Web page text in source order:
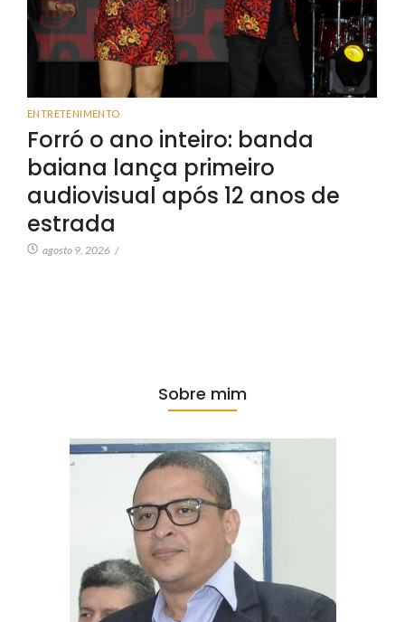
ENTRETENIMENTO
Forró o ano inteiro: banda
baiana lança primeiro
audiovisual após 12 anos de
estrada
agosto 9, 2026 /
Sobre mim